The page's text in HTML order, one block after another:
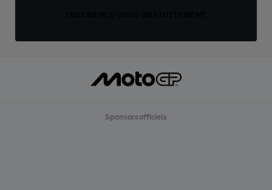
Sponsors officiels